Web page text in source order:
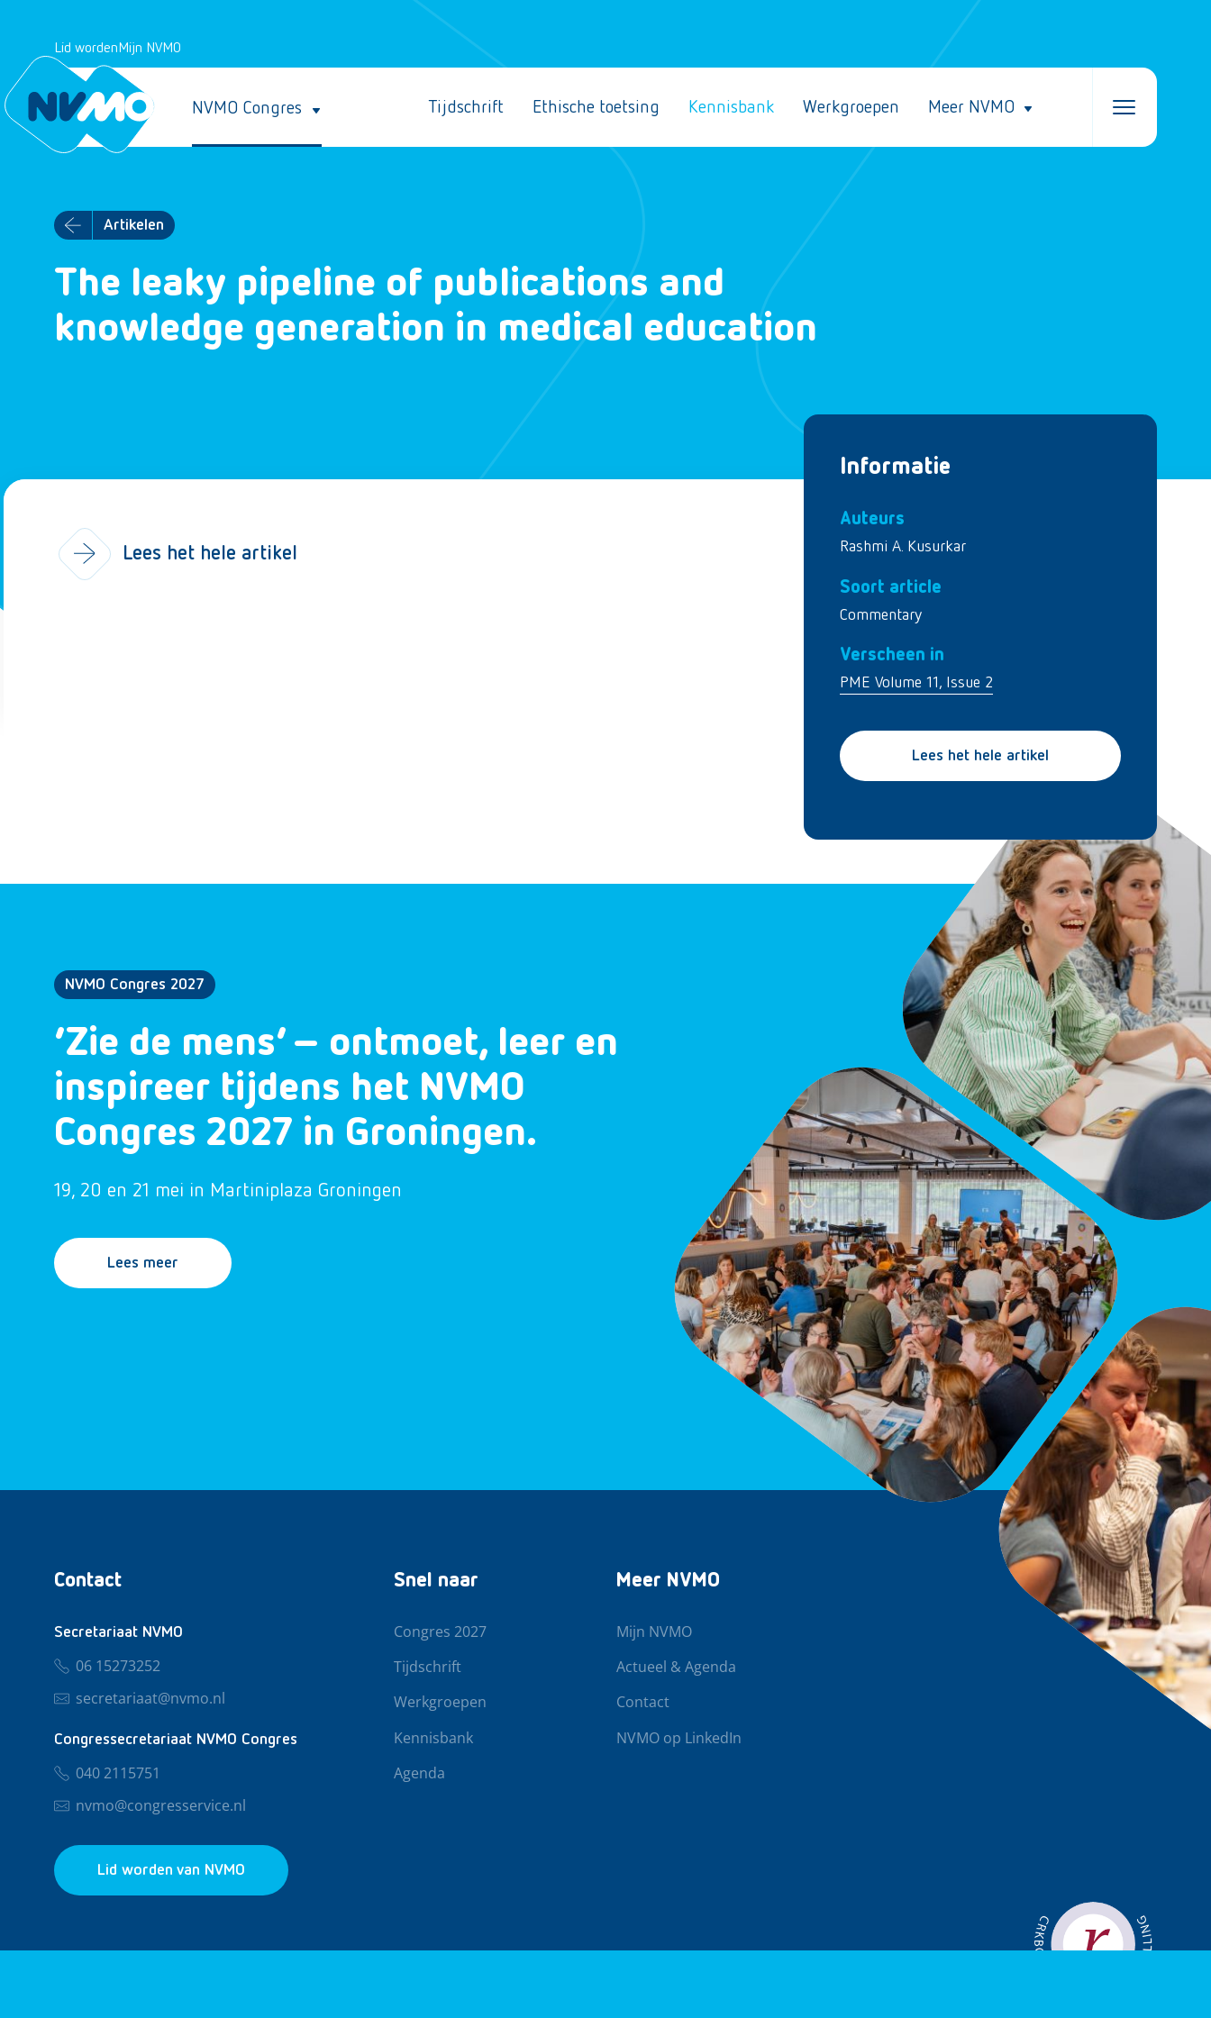
Lid wordenMijn NVMO
NVMO Congres Tijdschrift Ethische toetsing Kennisbank Werkgroepen Meer NVMO
Artikelen
The leaky pipeline of publications and
knowledge generation in medical education
Informatie
Auteurs
Rashmi A. Kusurkar
Soort article
Commentary
Verscheen in
PME Volume 11, Issue 2
Lees het hele artikel
Lees het hele artikel
NVMO Congres 2027
‘Zie de mens’ – ontmoet, leer en
inspireer tijdens het NVMO
Congres 2027 in Groningen.
19, 20 en 21 mei in Martiniplaza Groningen
Lees meer
Contact
Secretariaat NVMO
06 15273252
secretariaat@nvmo.nl
Congressecretariaat NVMO Congres
040 2115751
nvmo@congresservice.nl
Lid worden van NVMO
Snel naar
Congres 2027
Tijdschrift
Werkgroepen
Kennisbank
Agenda
Meer NVMO
Mijn NVMO
Actueel & Agenda
Contact
NVMO op LinkedIn